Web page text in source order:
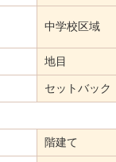
中学校区域
地目
セットバック
階建て